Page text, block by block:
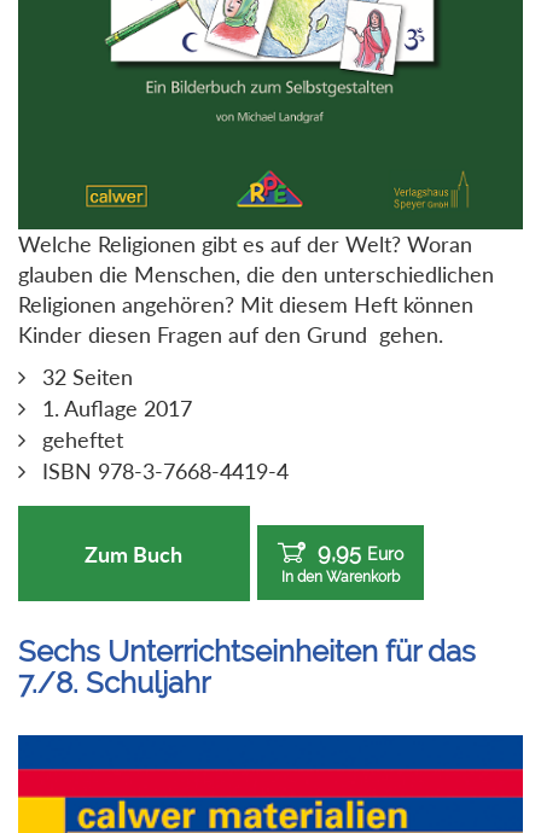
Welche Religionen gibt es auf der Welt? Woran
glauben die Menschen, die den unterschiedlichen
Religionen angehören? Mit diesem Heft können
Kinder diesen Fragen auf den Grund gehen.
32 Seiten
1. Auflage 2017
geheftet
ISBN 978-3-7668-4419-4
Zum Buch 9,95 Euro
In den Warenkorb
Sechs Unterrichtseinheiten für das
7./8. Schuljahr